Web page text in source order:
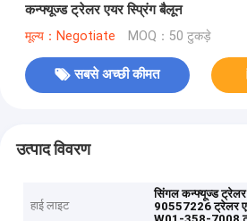
कन्फ्यूज्ड ट्रेलर एयर स्प्रिंग बैलून
मूल्य：Negotiate MOQ：50 टुकड़े
सबसे अच्छी कीमत
उत्पाद विवरण
हाई लाइट
सिंगल कन्फ्यूज्ड ट्रेलर
90557226 ट्रेलर